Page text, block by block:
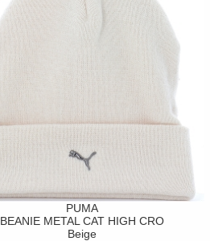
PUMA
BEANIE METAL CAT HIGH CRO
Beige